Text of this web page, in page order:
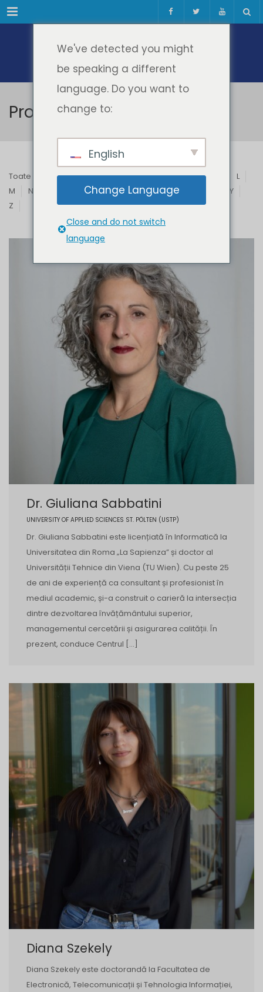
Meniul
Profesori & Invitați
Toate B C D E F G H I J
L
M
N Q R S T U V
Y
Z
Dr. Giuliana Sabbatini
UNIVERSITY OF APPLIED SCIENCES ST. PÖLTEN (USTP)
Dr. Giuliana Sabbatini este licențiată în Informatică la
Universitatea din Roma „La Sapienza” și doctor al
Universității Tehnice din Viena (TU Wien). Cu peste 25
de ani de experiență ca consultant și profesionist în
mediul academic, și-a construit o carieră la intersecția
dintre dezvoltarea învățământului superior,
managementul cercetării și asigurarea calității. În
prezent, conduce Centrul […]
Diana Szekely
Diana Szekely este doctorandă la Facultatea de
Electronică, Telecomunicații și Tehnologia Informației,
We've detected you might
be speaking a different
language. Do you want to
change to:
English
Change Language
Close and do not switch
language